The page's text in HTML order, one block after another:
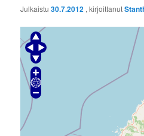
Julkaistu30.7.2012 , kirjoittanut